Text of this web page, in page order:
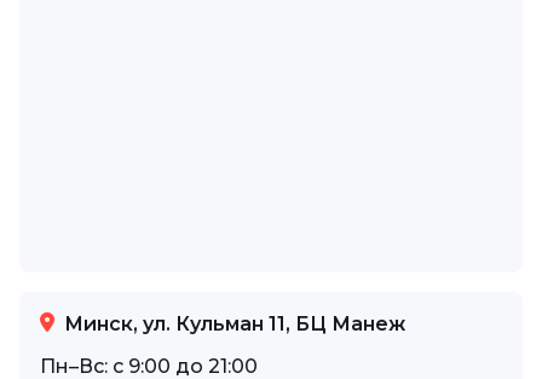
Минск, ул. Кульман 11, БЦ Манеж
Пн–Вс: с 9:00 до 21:00